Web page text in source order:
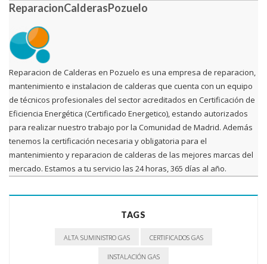
ReparacionCalderasPozuelo
Reparacion de Calderas en Pozuelo es una empresa de reparacion,
mantenimiento e instalacion de calderas que cuenta con un equipo
de técnicos profesionales del sector acreditados en Certificación de
Eficiencia Energética (Certificado Energetico), estando autorizados
para realizar nuestro trabajo por la Comunidad de Madrid. Además
tenemos la certificación necesaria y obligatoria para el
mantenimiento y reparacion de calderas de las mejores marcas del
mercado. Estamos a tu servicio las 24 horas, 365 días al año.
TAGS
ALTA SUMINISTRO GAS CERTIFICADOS GAS
INSTALACIÓN GAS